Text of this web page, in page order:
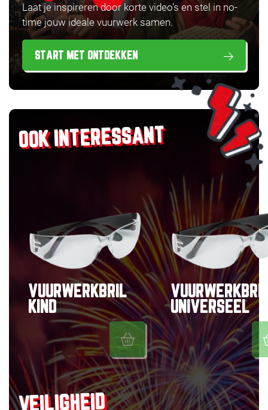
Laat je inspireren door korte video’s en stel in no-
time jouw ideale vuurwerk samen.
START MET ONTDEKKEN
OOK INTERESSANT
VUURWERKBRIL
KIND
UNIVERSEEL
VEILIGHEID